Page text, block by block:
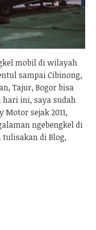
mobil di wilayah
sampai Cibinong,
Tajur, Bogor bisa
hari ini, saya sudah
sejak 2011,
ngebengkel di
di Blog,